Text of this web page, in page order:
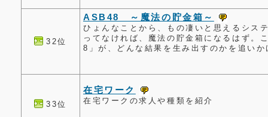
32位
ASB48 ～魔法の貯金箱～
ひょんなことから、もの凄いと思えるシス
ってなければ、魔法の貯金箱になるはず。
8」が、どんな結果を生み出すのかを追いか
33位
在宅ワーク
在宅ワークの求人や種類を紹介